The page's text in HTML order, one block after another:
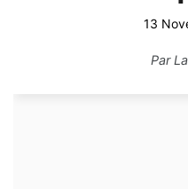
13
Par